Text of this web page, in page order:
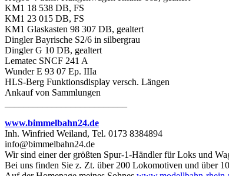
KM1 18 538 DB, FS
KM1 23 015 DB, FS
KM1 Glaskasten 98 307 DB, gealtert
Dingler Bayrische S2/6 in silbergrau
Dingler G 10 DB, gealtert
Lematec SNCF 241 A
Wunder E 93 07 Ep. IIIa
HLS-Berg Funktionsdisplay versch. Längen
Ankauf von Sammlungen
www.bimmelbahn24.de
Inh. Winfried Weiland, Tel. 0173 8384894
info@bimmelbahn24.de
Wir sind einer der größten Spur-1-Händler für Loks und
Bei uns finden Sie z. Zt. über 200 Lokomotiven und über